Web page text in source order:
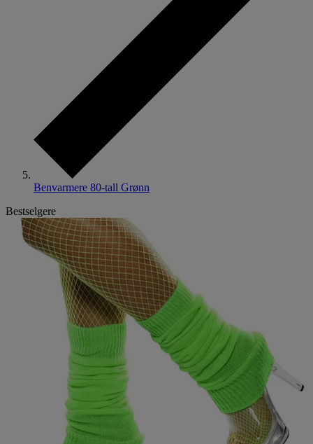
Benvarmere 80-tall Grønn
Bestselgere